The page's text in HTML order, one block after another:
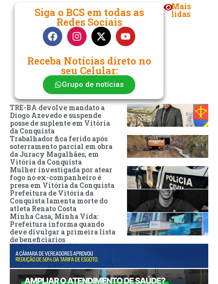
Siga o BCS em todas as
Redes Sociais
Receba Notícias direto no
seu Celular:
Grupo de notícias
Mais
lidas
TRE-BA devolve mandato a
Diogo Azevedo e suspende
posse de suplente em Vitória
da Conquista
Trabalhador fica ferido após
soterramento parcial em obra
da Juracy Magalhães, em
Vitória da Conquista
Mulher investigada por atear
fogo no ex-companheiro é
presa em Vitória da Conquista
Prefeitura de Vitória da
Conquista lamenta morte do
atleta Renato Costa
Minha Casa, Minha Vida:
Prefeitura informa quando
deve divulgar a primeira lista
de beneficiários